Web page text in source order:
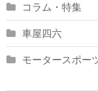
コラム・特集
車屋四六
モータースポー